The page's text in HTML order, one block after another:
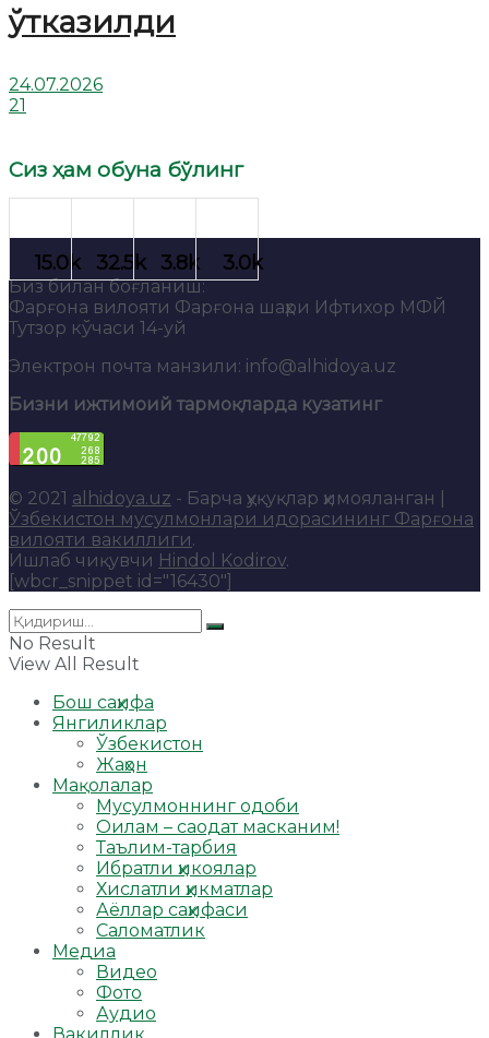
ўтказилди
24.07.2026
21
Сиз ҳам обуна бўлинг
Биз билан боғланиш:
Фарғона вилояти Фарғона шаҳри Ифтихор МФЙ
Тутзор кўчаси 14-уй
Электрон почта манзили: info@alhidoya.uz
Бизни ижтимоий тармоқларда кузатинг
© 2021 alhidoya.uz - Барча ҳуқуқлар ҳимояланган |
Ўзбекистон мусулмонлари идорасининг Фарғона
вилояти вакиллиги.
Ишлаб чиқувчи Hindol Kodirov.
[wbcr_snippet id="16430"]
No Result
View All Result
Бош саҳифа
Янгиликлар
Ўзбекистон
Жаҳон
Мақолалар
Мусулмоннинг одоби
Оилам – саодат масканим!
Таълим-тарбия
Ибратли ҳикоялар
Хислатли ҳикматлар
Аёллар саҳифаси
Саломатлик
Медиа
Видео
Фото
Аудио